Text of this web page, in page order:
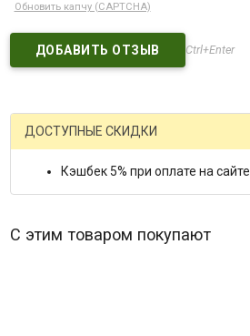
Обновить капчу (CAPTCHA)
Ctrl+Enter
ДОСТУПНЫЕ СКИДКИ
Кэшбек 5% при оплате на сайте
С этим товаром покупают